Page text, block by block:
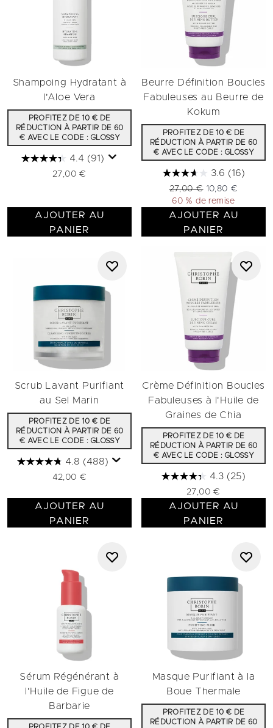
Shampoing Hydratant à
l'Aloe Vera
PROFITEZ DE 10 € DE
RÉDUCTION À PARTIR DE 60
€ AVEC LE CODE : GLOSSY
4.4 (91)
27,00 €
AJOUTER AU
PANIER
Beurre Définition Boucles
Fabuleuses au Beurre de
Kokum
PROFITEZ DE 10 € DE
RÉDUCTION À PARTIR DE 60
€ AVEC LE CODE : GLOSSY
3.6 (16)
Prix de vente :
27,00 € Prix ​​actuel :
10,80 €
60 % de remise
AJOUTER AU
PANIER
Scrub Lavant Purifiant
au Sel Marin
PROFITEZ DE 10 € DE
RÉDUCTION À PARTIR DE 60
€ AVEC LE CODE : GLOSSY
4.8 (488)
42,00 €
AJOUTER AU
PANIER
Crème Définition Boucles
Fabuleuses à l'Huile de
Graines de Chia
PROFITEZ DE 10 € DE
RÉDUCTION À PARTIR DE 60
€ AVEC LE CODE : GLOSSY
4.3 (25)
27,00 €
AJOUTER AU
PANIER
Sérum Régénérant à
l'Huile de Figue de
Barbarie
Masque Purifiant à la
Boue Thermale
PROFITEZ DE 10 € DE
RÉDUCTION À PARTIR DE 60